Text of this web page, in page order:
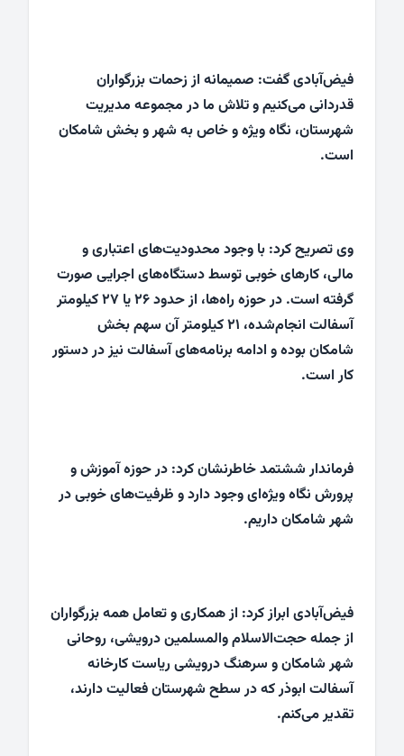
فیض‌آبادی گفت: صمیمانه از زحمات بزرگواران
قدردانی می‌کنیم و تلاش ما در مجموعه مدیریت
شهرستان، نگاه ویژه و خاص به شهر و بخش شامکان
است.
وی تصریح کرد: با وجود محدودیت‌های اعتباری و
مالی، کارهای خوبی توسط دستگاه‌های اجرایی صورت
گرفته است. در حوزه راه‌ها، از حدود ۲۶ یا ۲۷ کیلومتر
آسفالت انجام‌شده، ۲۱ کیلومتر آن سهم بخش
شامکان بوده و ادامه برنامه‌های آسفالت نیز در دستور
کار است.
فرماندار ششتمد خاطرنشان کرد: در حوزه آموزش و
پرورش نگاه ویژه‌ای وجود دارد و ظرفیت‌های خوبی در
شهر شامکان داریم.
فیض‌آبادی ابراز کرد: از همکاری و تعامل همه بزرگواران
از جمله حجت‌الاسلام والمسلمین درویشی، روحانی
شهر شامکان و سرهنگ درویشی ریاست کارخانه
آسفالت ابوذر که در سطح شهرستان فعالیت دارند،
تقدیر می‌کنم.